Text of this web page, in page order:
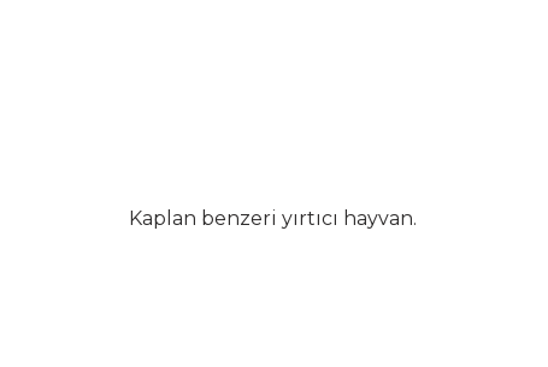
Kaplan benzeri yırtıcı hayvan.